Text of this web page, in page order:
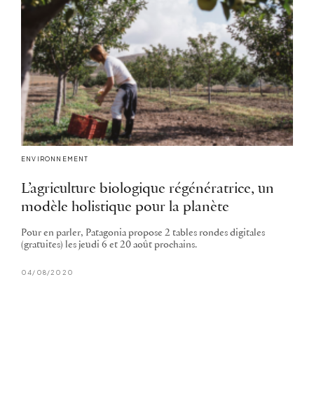
ENVIRONNEMENT
L’agriculture biologique régénératrice, un
modèle holistique pour la planète
Pour en parler, Patagonia propose 2 tables rondes digitales
(gratuites) les jeudi 6 et 20 août prochains.
04/08/2020